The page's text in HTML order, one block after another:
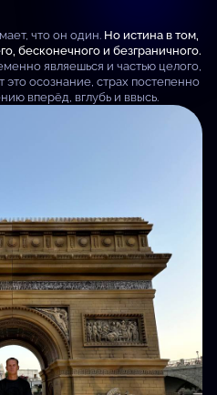
что он один. Но истина в том,
бесконечного и безграничного.
являешься и частью целого,
осознание, страх постепенно
вперёд, вглубь и ввысь.